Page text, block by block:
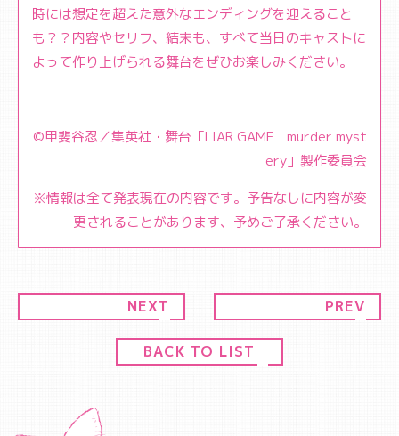
時には想定を超えた意外なエンディングを迎えること
も？？内容やセリフ、結末も、すべて当日のキャストに
よって作り上げられる舞台をぜひお楽しみください。
©甲斐谷忍／集英社・舞台「LIAR GAME murder myst
ery」製作委員会
※情報は全て発表現在の内容です。予告なしに内容が変
更されることがあります、予めご了承ください。
NEXT PREV
BACK TO LIST